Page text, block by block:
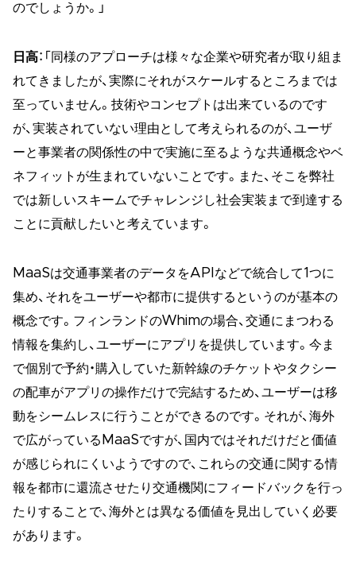
のでしょうか。」
日高：「同様のアプローチは様々な企業や研究者が取り組ま
れてきましたが、実際にそれがスケールするところまでは
至っていません。技術やコンセプトは出来ているのです
が、実装されていない理由として考えられるのが、ユーザ
ーと事業者の関係性の中で実施に至るような共通概念やベ
ネフィットが生まれていないことです。また、そこを弊社
では新しいスキームでチャレンジし社会実装まで到達する
ことに貢献したいと考えています。
MaaSは交通事業者のデータをAPIなどで統合して1つに
集め、それをユーザーや都市に提供するというのが基本の
概念です。フィンランドのWhimの場合、交通にまつわる
情報を集約し、ユーザーにアプリを提供しています。今ま
で個別で予約・購入していた新幹線のチケットやタクシー
の配車がアプリの操作だけで完結するため、ユーザーは移
動をシームレスに行うことができるのです。それが、海外
で広がっているMaaSですが、国内ではそれだけだと価値
が感じられにくいようですので、これらの交通に関する情
報を都市に還流させたり交通機関にフィードバックを行っ
たりすることで、海外とは異なる価値を見出していく必要
があります。